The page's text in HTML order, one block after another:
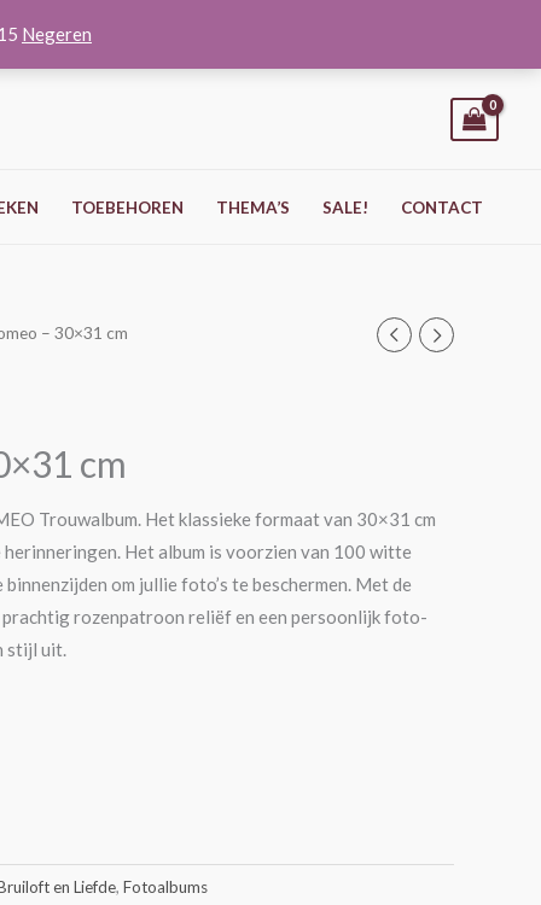
Negeren
TOEBEHOREN THEMA’S SALE! CONTACT
– 30×31 cm
cm
Trouwalbum. Het klassieke formaat van 30×31 cm
Het album is voorzien van 100 witte
om jullie foto’s te beschermen. Met de
rozenpatroon reliëf en een persoonlijk foto-
stijl uit.
en Liefde, Fotoalbums